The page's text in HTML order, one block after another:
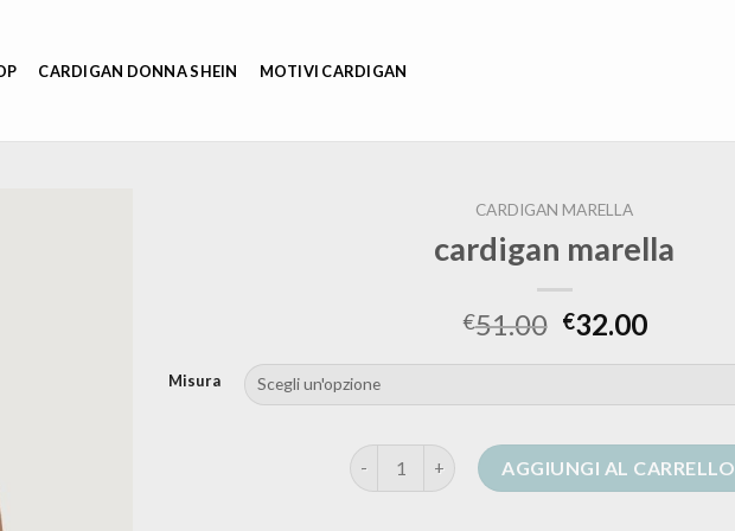
CARDIGAN DONNA SHEIN MOTIVI CARDIGAN
CARDIGAN MARELLA
cardigan marella
€51.00 €32.00
Misura
cardigan marella quantitàAGGIUNGI AL CARRELLO